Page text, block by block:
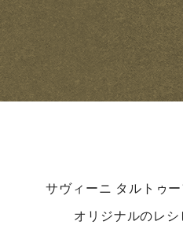
サヴィーニ タルトゥ
オリジナルのレシ